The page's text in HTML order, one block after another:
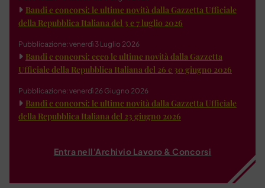
Bandi e concorsi: le ultime novità dalla Gazzetta Ufficiale
della Repubblica Italiana del 3 e 7 luglio 2026
Pubblicazione: venerdì 3 Luglio 2026
Bandi e concorsi: ecco le ultime novità dalla Gazzetta
Ufficiale della Repubblica Italiana del 26 e 30 giugno 2026
Pubblicazione: venerdì 26 Giugno 2026
Bandi e concorsi: le ultime novità dalla Gazzetta Ufficiale
della Repubblica Italiana del 23 giugno 2026
Entra nell'Archivio Lavoro & Concorsi